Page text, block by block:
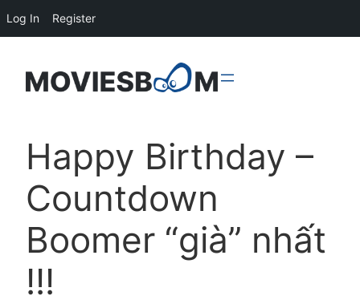
Happy Birthday –
Countdown
Boomer “già” nhất
!!!
Log In Register